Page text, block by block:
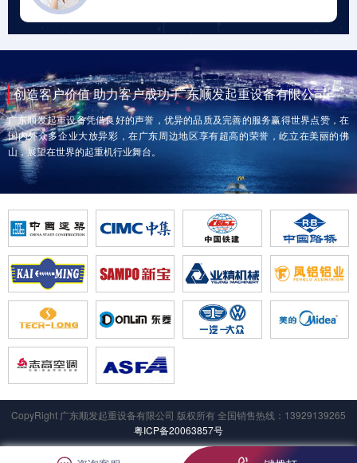
创造客户价值 助力客户成功-广东顺发起重设备有限公司
广东顺发起重设备凭借良好的声誉，优异的品质及完善的服务赢得世界点赞，在
国内外众多企业大放异彩，在广东周边地区享有超高的荣誉，屹立在美丽的佛
山，展望在世界的起重机行业舞台。
CopyRight 广东顺发起重设备有限公司 版权所有 全国销售热线：13929139265
粤ICP备20063857号